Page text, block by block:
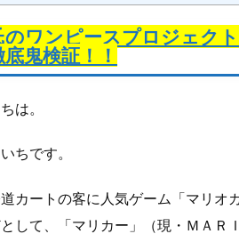
のワンピースプロジェク
鬼検証！！
は。
ちです。
カートの客に人気ゲーム「マリオ
して、「マリカー」（現・ＭＡＲ